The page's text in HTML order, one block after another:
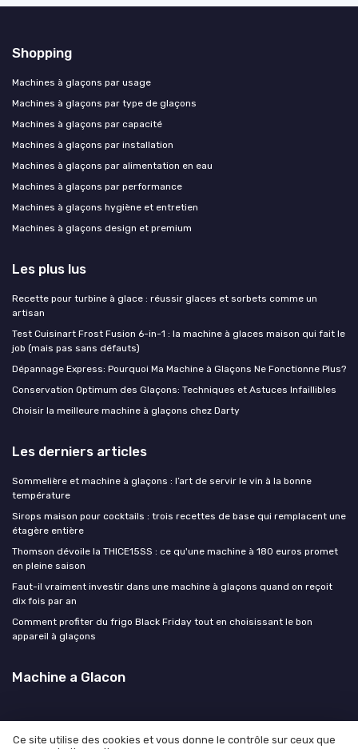
Shopping
Machines à glaçons par usage
Machines à glaçons par type de glaçons
Machines à glaçons par capacité
Machines à glaçons par installation
Machines à glaçons par alimentation en eau
Machines à glaçons par performance
Machines à glaçons hygiène et entretien
Machines à glaçons design et premium
Les plus lus
Recette pour turbine à glace : réussir glaces et sorbets comme un
artisan
Test Cuisinart Frost Fusion 6-in-1 : la machine à glaces maison qui fait le
job (mais pas sans défauts)
Dépannage Express: Pourquoi Ma Machine à Glaçons Ne Fonctionne Plus?
Conservation Optimum des Glaçons: Techniques et Astuces Infaillibles
Choisir la meilleure machine à glaçons chez Darty
Les derniers articles
Sommelière et machine à glaçons : l’art de servir le vin à la bonne
température
Sirops maison pour cocktails : trois recettes de base qui remplacent une
étagère entière
Thomson dévoile la THICE15SS : ce qu'une machine à 180 euros promet
en pleine saison
Faut-il vraiment investir dans une machine à glaçons quand on reçoit
dix fois par an
Comment profiter du frigo Black Friday tout en choisissant le bon
appareil à glaçons
Machine a Glacon
Ce site utilise des cookies et vous donne le contrôle sur ceux que